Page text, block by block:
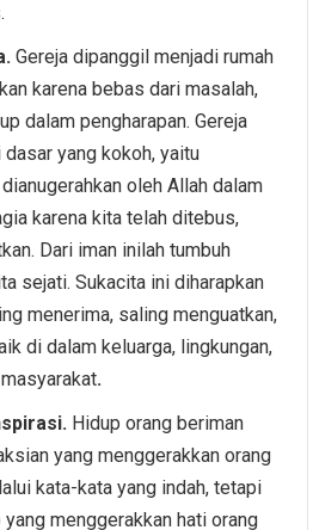
Gereja dipanggil menjadi rumah
karena bebas dari masalah,
dalam pengharapan. Gereja
yang kokoh, yaitu
oleh Allah dalam
karena kita telah ditebus,
Dari iman inilah tumbuh
sejati. Sukacita ini diharapkan
menerima, saling menguatkan,
di dalam keluarga, lingkungan,
.
Hidup orang beriman
yang menggerakkan orang
kata-kata yang indah, tetapi
menggerakkan hati orang